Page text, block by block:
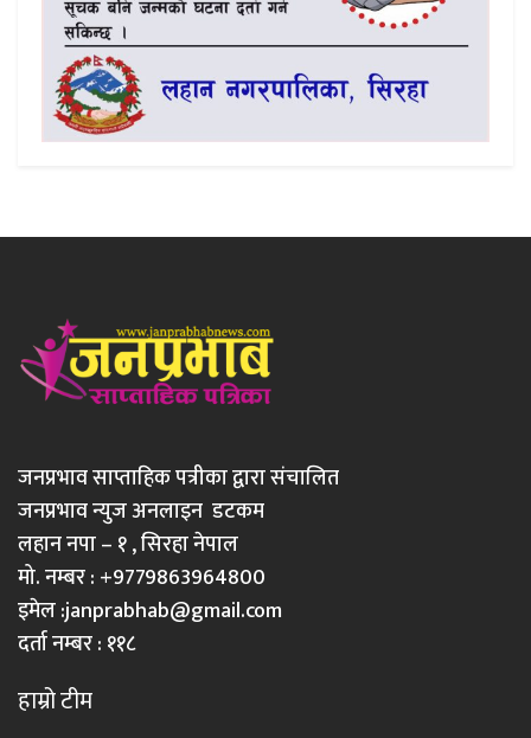
जनप्रभाव साप्ताहिक पत्रीका द्वारा संचालित
जनप्रभाव न्युज अनलाइन डटकम
लहान नपा – १ , सिरहा नेपाल
मो. नम्बर : +9779863964800
इमेल :janprabhab@gmail.com
दर्ता नम्बर : ११८
हाम्रो टीम